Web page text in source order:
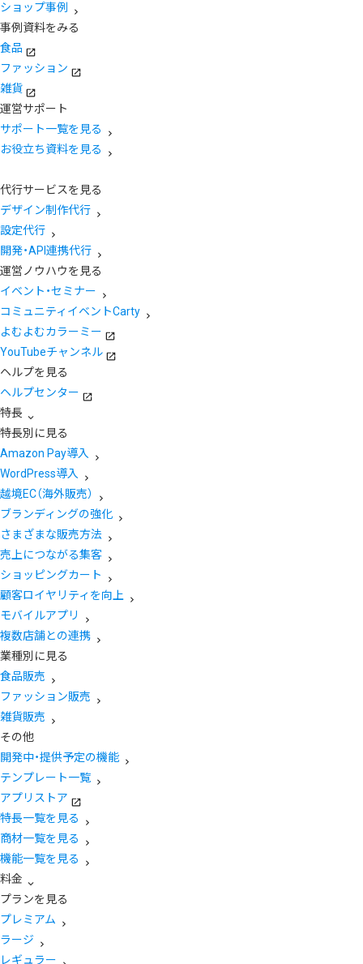
ショップ事例
事例資料をみる
食品
ファッション
雑貨
運営サポート
サポート一覧を見る
お役立ち資料を見る
代行サービスを見る
デザイン制作代行
設定代行
開発・API連携代行
運営ノウハウを見る
イベント・セミナー
コミュニティイベントCarty
よむよむカラーミー
YouTubeチャンネル
ヘルプを見る
ヘルプセンター
特長
特長別に見る
Amazon Pay導入
WordPress導入
越境EC（海外販売）
ブランディングの強化
さまざまな販売方法
売上につながる集客
ショッピングカート
顧客ロイヤリティを向上
モバイルアプリ
複数店舗との連携
業種別に見る
食品販売
ファッション販売
雑貨販売
その他
開発中・提供予定の機能
テンプレート一覧
アプリストア
特長一覧を見る
商材一覧を見る
機能一覧を見る
料金
プランを見る
プレミアム
ラージ
レギュラー